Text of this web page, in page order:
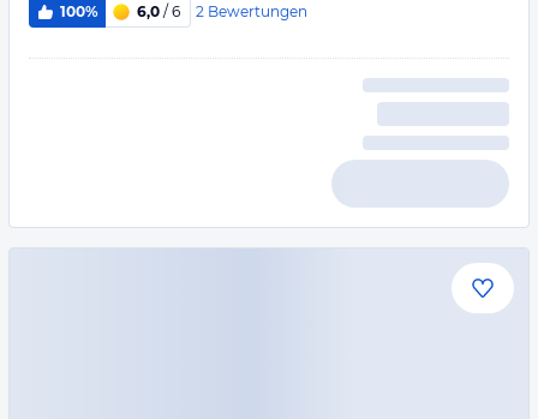
100% 6,0 / 6 2 Bewertungen